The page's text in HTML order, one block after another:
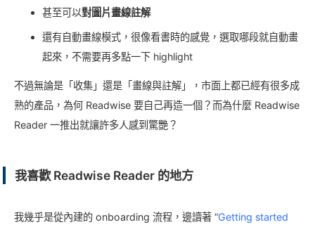
甚至可以對圖片畫線註解
還有自動畫線模式，很像看書時的感覺，選取哪段就自動畫
起來，不需要再多點一下 highlight
不過無論是「收集」還是「畫線與註解」，市面上都已經有很多成
熟的產品，為何 Readwise 要自己再造一個？而為什麼 Readwise
Reader 一推出就讓許多人感到驚艷？
我喜歡 Readwise Reader 的地方
我幾乎是從內建的 onboarding 流程，邊讀著 “Getting started